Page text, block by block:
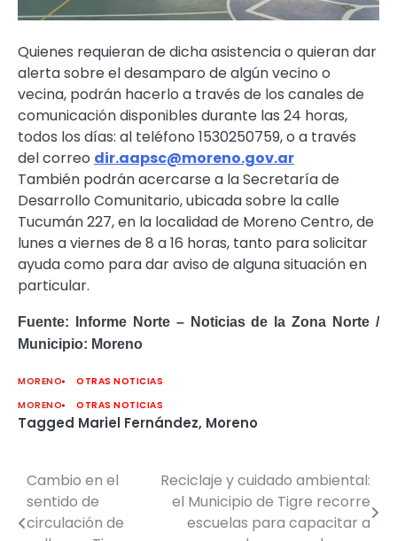
Quienes requieran de dicha asistencia o quieran dar
alerta sobre el desamparo de algún vecino o
vecina, podrán hacerlo a través de los canales de
comunicación disponibles durante las 24 horas,
todos los días: al teléfono 1530250759, o a través
del correo dir.aapsc@moreno.gov.ar
También podrán acercarse a la Secretaría de
Desarrollo Comunitario, ubicada sobre la calle
Tucumán 227, en la localidad de Moreno Centro, de
lunes a viernes de 8 a 16 horas, tanto para solicitar
ayuda como para dar aviso de alguna situación en
particular.
Fuente: Informe Norte – Noticias de la Zona Norte /
Municipio: Moreno
MORENO
OTRAS NOTICIAS
MORENO
OTRAS NOTICIAS
Tagged Mariel Fernández, Moreno
Navegación
de
Cambio en el
sentido de
circulación de
Reciclaje y cuidado ambiental:
el Municipio de Tigre recorre
escuelas para capacitar a